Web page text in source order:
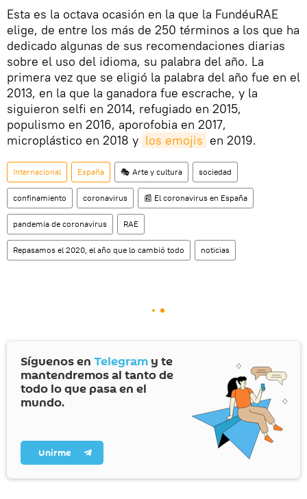
Esta es la octava ocasión en la que la FundéuRAE
elige, de entre los más de 250 términos a los que ha
dedicado algunas de sus recomendaciones diarias
sobre el uso del idioma, su palabra del año. La
primera vez que se eligió la palabra del año fue en el
2013, en la que la ganadora fue escrache, y la
siguieron selfi en 2014, refugiado en 2015,
populismo en 2016, aporofobia en 2017,
microplástico en 2018 y los emojis en 2019.
Internacional España 🎭 Arte y cultura sociedad
confinamiento coronavirus 📰 El coronavirus en España
pandemia de coronavirus RAE
Repasamos el 2020, el año que lo cambió todo noticias
Síguenos en Telegram y te
mantendremos al tanto de
todo lo que pasa en el
mundo.
Unirme